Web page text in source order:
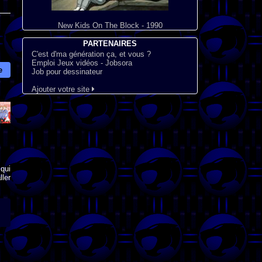
New Kids On The Block - 1990
PARTENAIRES
C'est d'ma génération ça, et vous ?
Emploi Jeux vidéos - Jobsora
Job pour dessinateur
Ajouter votre site